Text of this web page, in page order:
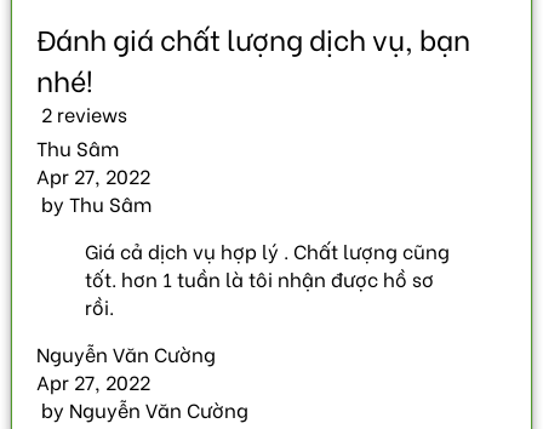
2 reviews
Thu Sâm
Apr 27, 2022
by Thu Sâm
Giá cả dịch vụ hợp lý . Chất lượng cũng
tốt. hơn 1 tuần là tôi nhận được hồ sơ
rồi.
Nguyễn Văn Cường
Apr 27, 2022
by Nguyễn Văn Cường